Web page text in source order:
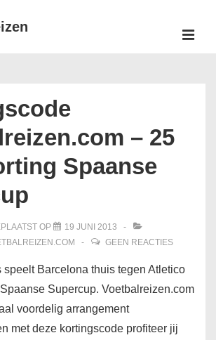
– 25
Spaanse
OP
19 JUNI 2013
GEEN REACTIES
speelt Barcelona thuis tegen Atletico
Supercup. Voetbalreizen.com
voordelig arrangement
met deze kortingscode profiteer jij